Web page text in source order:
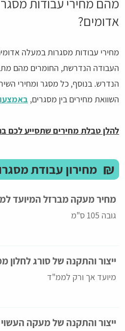
מהם מחירי עבודות
אדומים?
מחירי עבודות מסגרות במעלה
העבודה הנדרשת, החומרים מהם
הנדרש. בנוסף, כל מסגר ומחירי
השוואת מחירים בין מסגרים,
להלן טבלת מחירים שתסייע לכם
₪ מחירון עבודת
מחיר מעקה מברזל המיועד
גובה 105 ס"מ
ייצור והתקנה של סורג לחלון
מיועד אך ורק לממ"ד
ייצור והתקנה של מעקה העשוי